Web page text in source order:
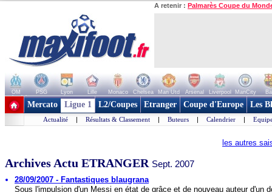
A retenir : Palmarès Coupe du
OM PSG Lyon Lille Monaco Chelsea Man Utd Arsenal Liverpool ManCity
+ de clubs
Mercato Ligue 1 L2/Coupes Etranger Coupe d'Europe Les
Actualité | Résultats & Classement | Buteurs | Calendrier |
les autres
Archives Actu ETRANGER Sept. 2007
28/09/2007 - Fantastiques blaugrana
Sous l'impulsion d'un Messi en état de grâce et de nouveau auteur d'un